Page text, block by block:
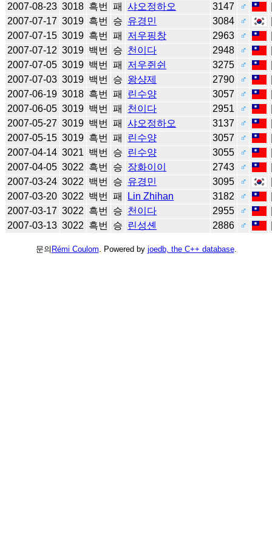
2007-08-23 3018 흑번 패 샤오정하오 3147 ♂
2007-07-17 3019 흑번 승 유경민 3084 ♂
2007-07-15 3019 흑번 패 저우핑창 2963 ♂
2007-07-12 3019 백번 승 천이다 2948 ♂
2007-07-05 3019 백번 패 저우쥔쉰 3275 ♂
2007-07-03 3019 백번 승 왕샹제 2790 ♂
2007-06-19 3018 흑번 패 린수양 3057 ♂
2007-06-05 3019 백번 패 천이다 2951 ♂
2007-05-27 3019 백번 패 샤오정하오 3137 ♂
2007-05-15 3019 흑번 패 린수양 3057 ♂
2007-04-14 3021 백번 승 린수양 3055 ♂
2007-04-05 3022 흑번 승 장화이이 2743 ♂
2007-03-24 3022 백번 승 유경민 3095 ♂
2007-03-20 3022 백번 패 Lin Zhihan 3182 ♂
2007-03-17 3022 흑번 승 천이다 2955 ♂
2007-03-13 3022 흑번 승 린성셴 2886 ♂
문의 Rémi Coulom . Powered by joedb, the C++ database.